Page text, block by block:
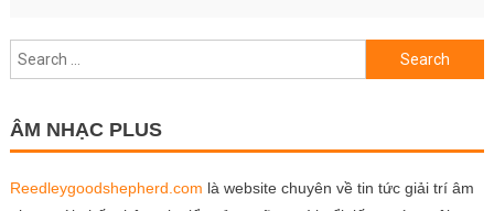
Search
for:
ÂM NHẠC PLUS
Reedleygoodshepherd.com là website chuyên về tin tức giải trí âm